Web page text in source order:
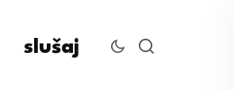
slušaj